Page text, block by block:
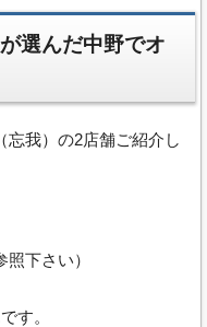
選んだ中野でオ
忘我）の2店舗ご紹介し
下さい）
す。